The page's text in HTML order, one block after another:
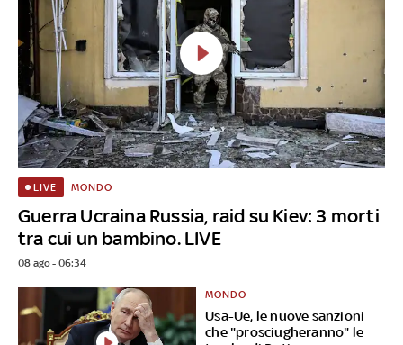
Guerra Ucraina Russia, raid su Kiev: 3 morti
tra cui un bambino. LIVE
LIVE MONDO
08 ago - 06:34
Usa-Ue, le nuove sanzioni
che "prosciugheranno" le
MONDO